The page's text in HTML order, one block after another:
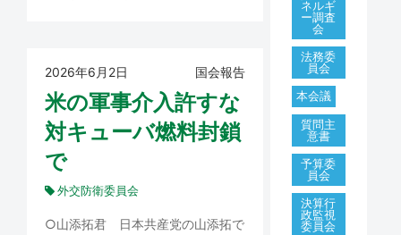
2026年6月2日 国会報告
米の軍事介入許すな
対キューバ燃料封鎖
で
外交防衛委員会
○山添拓君 日本共産党の山添拓で
ネルギ
ー調査
会
法務委
員会
本会議
質問主
意書
予算委
員会
決算行
政監視
委員会